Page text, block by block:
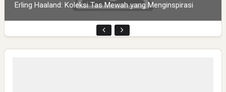
Erling Haaland: Koleksi Tas Mewah yang Menginspirasi